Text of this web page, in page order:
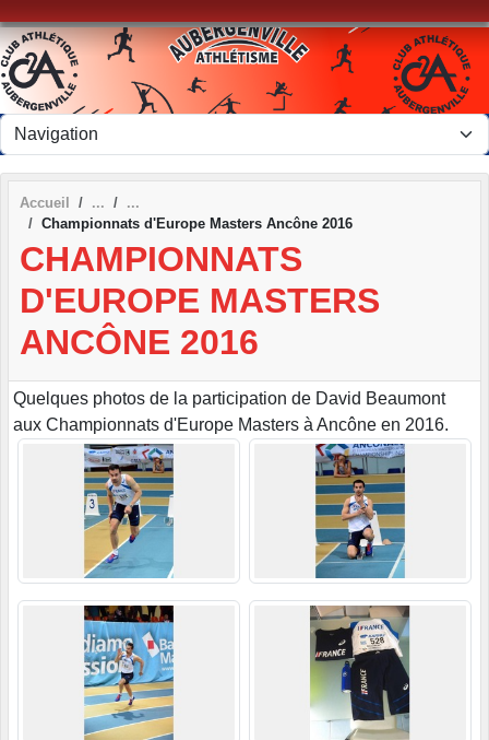
Accueil
Championnats d'Europe Masters Ancône 2016
CHAMPIONNATS
D'EUROPE MASTERS
ANCÔNE 2016
Quelques photos de la participation de David Beaumont
aux Championnats d'Europe Masters à Ancône en 2016.